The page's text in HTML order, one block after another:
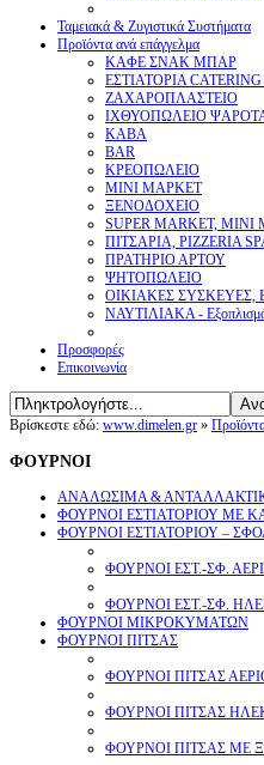
Ταμειακά & Ζυγιστικά Συστήματα
Προϊόντα ανά επάγγελμα
ΚΑΦΕ ΣΝΑΚ ΜΠΑΡ
ΕΣΤΙΑΤΟΡΙΑ
ΖΑΧΑΡΟΠΛΑΣΤΕΙΟ
ΙΧΘΥΟΠΩΛΕΙΟ
ΚΑΒΑ
BAR
ΚΡΕΟΠΩΛΕΙΟ
ΜΙΝΙ ΜΑΡΚΕΤ
ΞΕΝΟΔΟΧΕΙΟ
SUPER MARKET,
ΠΙΤΣΑΡΙΑ, PIZZERIA
ΠΡΑΤΗΡΙΟ ΑΡΤΟΥ
ΨΗΤΟΠΩΛΕΙΟ
ΟΙΚΙΑΚΕΣ ΣΥΣΚΕΥΕΣ,
ΝΑΥΤΙΛΙΑΚΑ -
Προσφορές
Επικοινωνία
Βρίσκεστε εδώ: www.dimelen.gr »
ΦΟΥΡΝΟΙ
ΑΝΑΛΩΣΙΜΑ &
ΦΟΥΡΝΟΙ ΕΣΤΙΑΤΟΡΙΟΥ ΜΕ
ΦΟΥΡΝΟΙ ΕΣΤΙΑΤΟΡΙΟΥ –
ΦΟΥΡΝΟΙ ΕΣΤ.-ΣΦ.
ΦΟΥΡΝΟΙ ΕΣΤ.-ΣΦ.
ΦΟΥΡΝΟΙ ΜΙΚΡΟΚΥΜΑΤΩΝ
ΦΟΥΡΝΟΙ ΠΙΤΣΑΣ
ΦΟΥΡΝΟΙ ΠΙΤΣΑΣ
ΦΟΥΡΝΟΙ ΠΙΤΣΑΣ
ΦΟΥΡΝΟΙ ΠΙΤΣΑΣ ΜΕ